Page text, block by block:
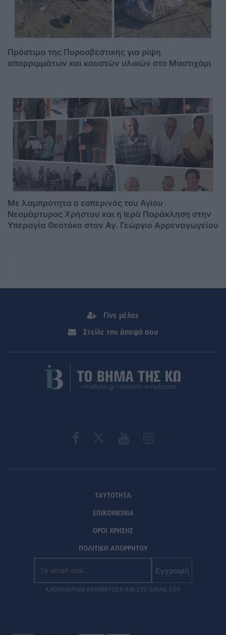
Πρόστιμα της Πυροσβεστικής για ρίψη
απορριμμάτων και καυστών υλικών στο Μαστιχάρι
Mε λαμπρότητα ο εσπερινός του Αγίου
Νεομάρτυρος Χρήστου και η Ιερά Παράκληση στην
Υπεραγία Θεοτόκο στον Αγ. Γεώργιο Αρρεναγωγείου
Γίνε μέλος
Στείλε την άποψή σου
ΤΑΥΤΟΤΗΤΑ
ΕΠΙΚΟΙΝΩΝΙΑ
ΟΡΟΙ ΧΡΗΣΗΣ
ΠΟΛΙΤΙΚΗ ΑΠΟΡΡΗΤΟΥ
Εγγραφή
ΚΑΘΗΜΕΡΙΝΗ ΕΝΗΜΕΡΩΣΗ ΚΑΙ ΣΤΟ EMAIL ΣΟΥ